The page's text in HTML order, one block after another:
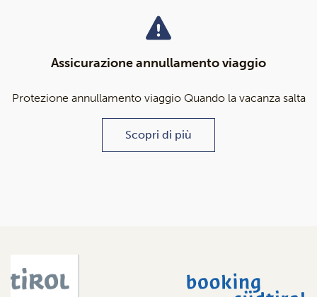
Assicurazione annullamento viaggio
Protezione annullamento viaggio Quando la vacanza salta
Scopri di più